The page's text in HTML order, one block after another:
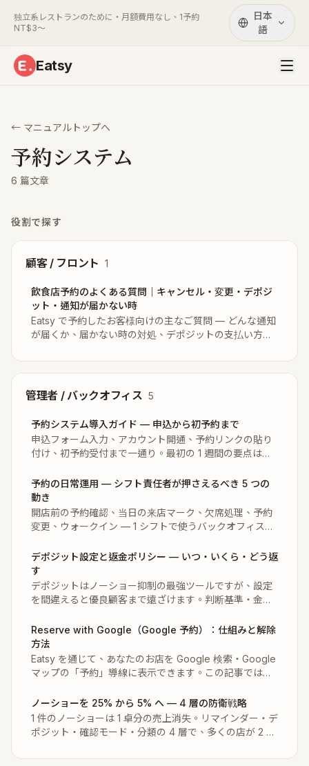
独立系レストランのために・月額費用なし、1予約
NT$3〜
日本
語
Eatsy
← マニュアルトップへ
予約システム
6 篇文章
役割で探す
顧客 / フロント 1
飲食店予約のよくある質問｜キャンセル・変更・デポジ
ット・通知が届かない時
Eatsy で予約したお客様向けの主なご質問 — どんな通知
が届くか、届かない時の対処、デポジットの支払い方、
管理者 / バックオフィス 5
予約システム導入ガイド — 申込から初予約まで
申込フォーム入力、アカウント開通、予約リンクの貼り
付け、初予約受付まで一通り。最初の 1 週間の要点はこ
予約の日常運用 — シフト責任者が押さえるべき 5 つの
動き
開店前の予約確認、当日の来店マーク、欠席処理、予約
変更、ウォークイン — 1 シフトで使うバックオフィスの
デポジット設定と返金ポリシー — いつ・いくら・どう返
す
デポジットはノーショー抑制の最強ツールですが、設定
を間違えると優良顧客まで遠ざけます。判断基準・金
Reserve with Google（Google 予約）：仕組みと解除
方法
Eatsy を通じて、あなたのお店を Google 検索・Google
マップの「予約」導線に表示できます。この記事では、
る方法を説明します。
ノーショーを 25% から 5% へ — 4 層の防衛戦略
1 件のノーショーは 1 卓分の売上消失。リマインダー・デ
ポジット・確認モード・分類の 4 層で、多くの店が 2 ヶ
れる必要はありません。